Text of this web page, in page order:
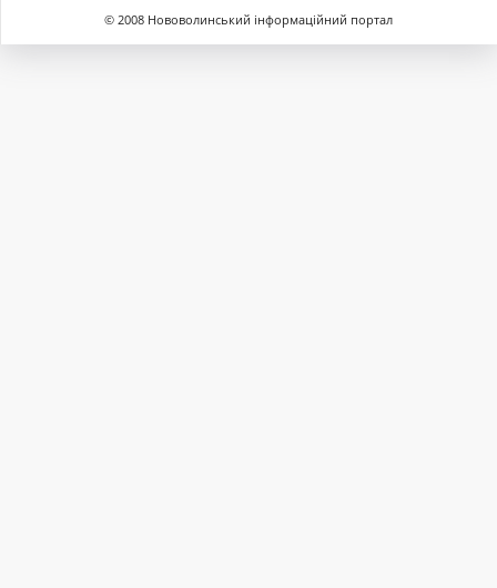
© 2008 Нововолинський інформаційний портал